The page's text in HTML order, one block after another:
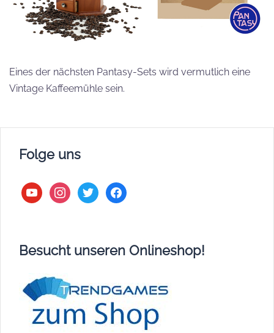
Eines der nächsten Pantasy-Sets wird vermutlich eine
Vintage Kaffeemühle sein.
Folge uns
youtubeinstagram
twitter facebook
Besucht unseren Onlineshop!